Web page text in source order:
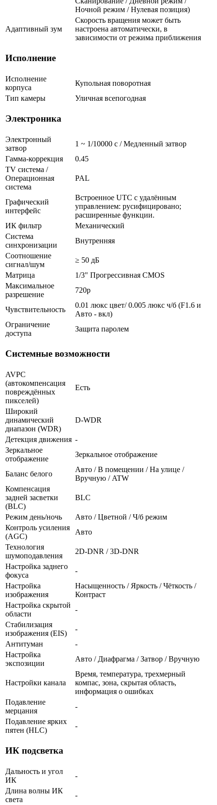
Ночной режим / Нулевая позиция)
Адаптивный зум
Скорость вращения может быть
настроена автоматически, в
зависимости от режима приближения
Исполнение
Исполнение
корпуса
Купольная поворотная
Тип камеры
Уличная всепогодная
Электроника
Электронный
затвор
1 ~ 1/10000 с / Медленный затвор
Гамма-коррекция
0.45
TV система /
Операционная
система
PAL
Графический
интерфейс
Встроенное UTC с удалённым
управлением: русифицировано;
расширенные функции.
ИК фильтр
Механический
Система
синхронизации
Внутренняя
Соотношение
сигнал/шум
≥ 50 дБ
Матрица
1/3" Прогрессивная CMOS
Максимальное
разрешение
720p
Чувствительность
0.01 люкс цвет/ 0.005 люкс ч/б (F1.6 и
Авто - вкл)
Ограничение
доступа
Защита паролем
Системные возможности
AVPC
(автокомпенсация
повреждённых
пикселей)
Есть
Широкий
динамический
диапазон (WDR)
D-WDR
Детекция движения -
Зеркальное
отображение
Зеркальное отображение
Баланс белого
Авто / В помещении / На улице /
Вручную / ATW
Компенсация
задней засветки
(BLC)
BLC
Режим день/ночь
Авто / Цветной / Ч/б режим
Контроль усиления
(AGC)
Авто
Технология
шумоподавления
2D-DNR / 3D-DNR
Настройка заднего
фокуса
-
Настройка
изображения
Насыщенность / Яркость / Чёткость /
Контраст
Настройка скрытой
области
-
Стабилизация
изображения (EIS)
-
Антитуман
-
Настройка
экспозиции
Авто / Диафрагма / Затвор / Вручную
Настройки канала
Время, температура, трехмерный
компас, зона, скрытая область,
информация о ошибках
Подавление
мерцания
-
Подавление ярких
пятен (HLC)
-
ИК подсветка
Дальность и угол
ИК
-
Длина волны ИК
света
-